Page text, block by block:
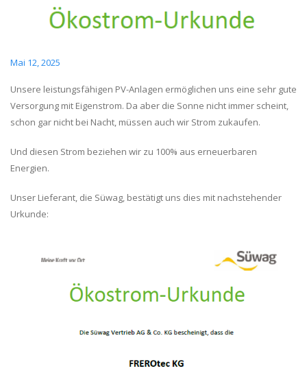
Mai 12, 2025
Unsere leistungsfähigen PV-Anlagen ermöglichen uns eine sehr gute
Versorgung mit Eigenstrom. Da aber die Sonne nicht immer scheint,
schon gar nicht bei Nacht, müssen auch wir Strom zukaufen.
Und diesen Strom beziehen wir zu 100% aus erneuerbaren
Energien.
Unser Lieferant, die Süwag, bestätigt uns dies mit nachstehender
Urkunde: